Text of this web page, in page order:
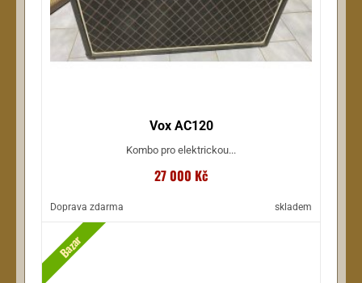
Vox AC120
Kombo pro elektrickou...
27 000 Kč
Doprava zdarma skladem
Bazar